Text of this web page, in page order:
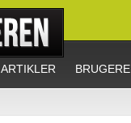
ARTIKLER BRUGERE